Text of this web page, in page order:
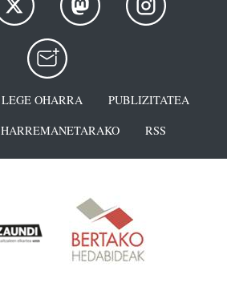
LEGE OHARRA
PUBLIZITATEA
HARREMANETARAKO RSS